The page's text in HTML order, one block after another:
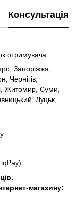
Консультація
отримувача.
Запоріжжя,
Чернігів,
Житомир, Суми,
Луцьк,
магазину: